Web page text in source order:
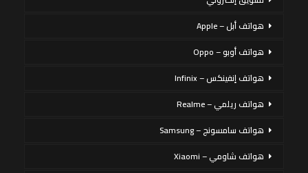
هواتف أبل – Apple
هواتف أوبو – Oppo
هواتف إنفينكس – Infinix
هواتف ريلمي – Realme
هواتف سامسونج – Samsung
هواتف شاومي – Xiaomi